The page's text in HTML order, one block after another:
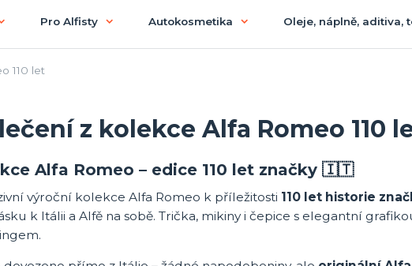
Pro Alfisty Autokosmetika Oleje, náplně, aditiva,
110 let
z kolekce Alfa Romeo 110
Alfa Romeo – edice 110 let značky 🇮🇹
výroční kolekce Alfa Romeo k příležitosti 110 let historie
k Itálii a Alfě na sobě. Trička, mikiny i čepice s elegantní